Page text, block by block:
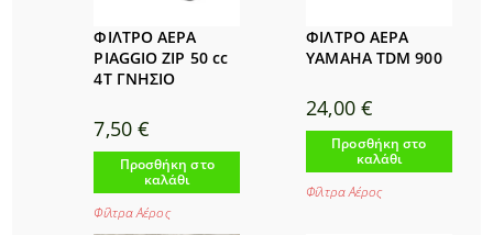
ΦΙΛΤΡΟ ΑΕΡΑ
PIAGGIO ZIP 50 cc
4T ΓΝΗΣΙΟ
7,50 €
Προσθήκη στο
καλάθι
Φίλτρα Αέρος
ΦΙΛΤΡΟ ΑΕΡΑ
YAMAHA TDM 900
24,00 €
Προσθήκη στο
καλάθι
Φίλτρα Αέρος